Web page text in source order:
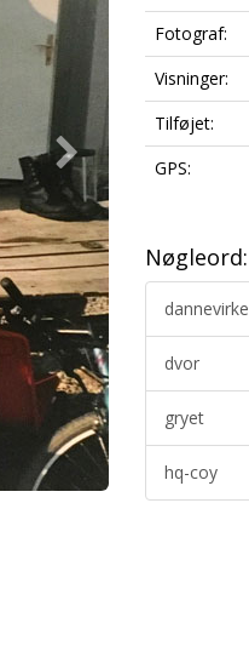
Fotograf:
Visninger:
Tilføjet:
GPS:
Nøgleord:
dannevirke
dvor
gryet
hq-coy